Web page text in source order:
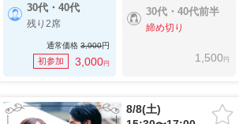
30代・40代
残り2席
通常価格3,900円
初参加 3,000円
30代・40代前半
締め切り
1,500 円
8/8(土)